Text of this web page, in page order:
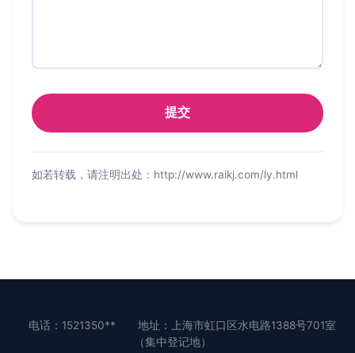
如若转载，请注明出处：http://www.raikj.com/ly.html
电话：1521350**
地址：上海市虹口区水电路1388号701室
（集中登记地）